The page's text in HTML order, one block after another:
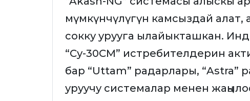
мүмкүнчүлүгүн камсыздай алат,
сокку урууга ылайыкташкан.
“Су-30СМ” истребителдерин
бар “Uttam” радарлары, “Astra”
уруучу системалар менен